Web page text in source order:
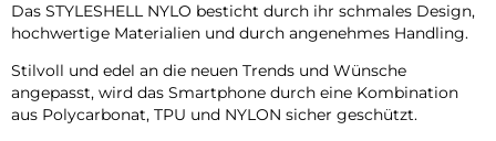
Das STYLESHELL NYLO besticht durch ihr schmales Design,
hochwertige Materialien und durch angenehmes Handling.
Stilvoll und edel an die neuen Trends und Wünsche
angepasst, wird das Smartphone durch eine Kombination
aus Polycarbonat, TPU und NYLON sicher geschützt.